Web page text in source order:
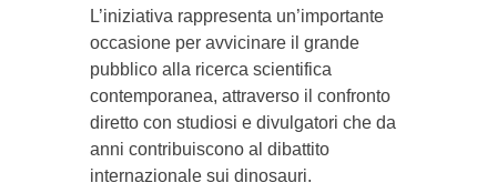
L’iniziativa rappresenta un’importante
occasione per avvicinare il grande
pubblico alla ricerca scientifica
contemporanea, attraverso il confronto
diretto con studiosi e divulgatori che da
anni contribuiscono al dibattito
internazionale sui dinosauri.